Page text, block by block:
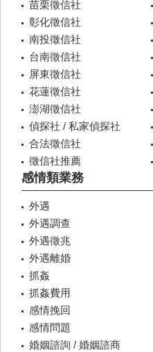
苗栗徵信社
彰化徵信社
南投徵信社
台南徵信社
屏東徵信社
花蓮徵信社
澎湖徵信社
偵探社 / 私家偵探社
合法徵信社
徵信社推薦
感情類業務
外遇
外遇調查
外遇徵兆
外遇離婚
抓姦
抓姦費用
感情挽回
感情問題
婚姻諮詢 / 婚姻諮商